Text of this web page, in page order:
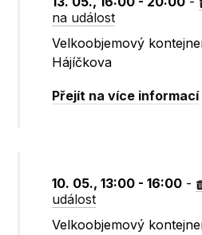
na událost
Velkoobjemový
Hájíčkova
Přejít na více informací
10. 05., 13:00 - 16:00 -
událost
Velkoobjemový